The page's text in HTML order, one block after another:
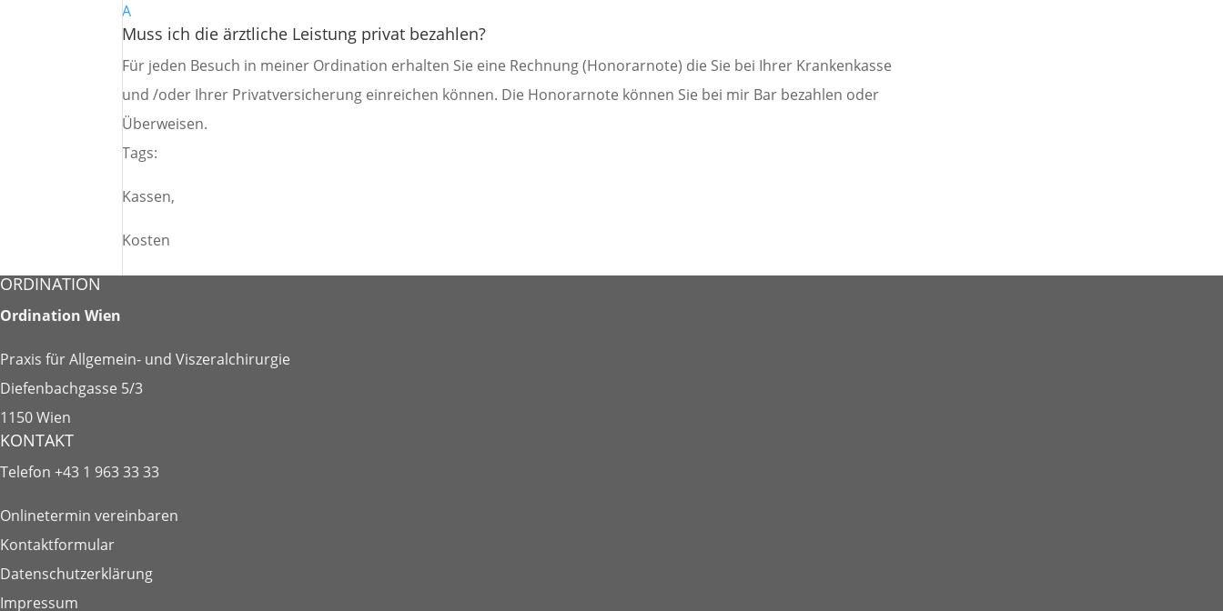
A
Muss ich die ärztliche Leistung privat bezahlen?
Für jeden Besuch in meiner Ordination erhalten Sie eine Rechnung (Honorarnote) die Sie bei Ihrer Krankenkasse
und /oder Ihrer Privatversicherung einreichen können. Die Honorarnote können Sie bei mir Bar bezahlen oder
Überweisen.
Tags:
Kassen,
Kosten
ORDINATION
Ordination Wien
Praxis für Allgemein- und Viszeralchirurgie
Diefenbachgasse 5/3
1150 Wien
KONTAKT
Telefon +43 1 963 33 33
Onlinetermin vereinbaren
Kontaktformular
Datenschutzerklärung
Impressum